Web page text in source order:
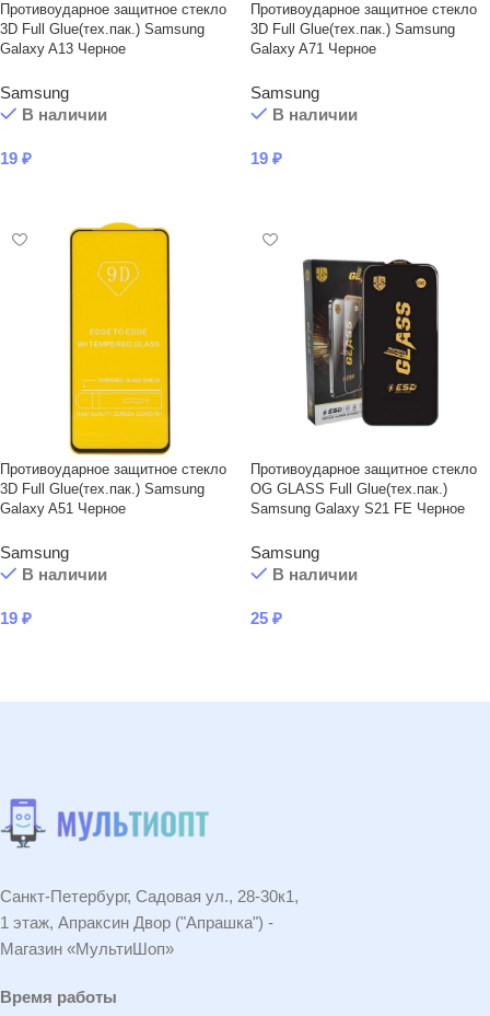
Противоударное защитное стекло
3D Full Glue(тех.пак.) Samsung
Galaxy A13 Черное
Samsung
В наличии
19 ₽
Противоударное защитное стекло
3D Full Glue(тех.пак.) Samsung
Galaxy A71 Черное
Samsung
В наличии
19 ₽
Противоударное защитное стекло
3D Full Glue(тех.пак.) Samsung
Galaxy A51 Черное
Samsung
В наличии
19 ₽
Противоударное защитное стекло
OG GLASS Full Glue(тех.пак.)
Samsung Galaxy S21 FE Черное
Samsung
В наличии
25 ₽
Санкт-Петербург, Садовая ул., 28-30к1,
1 этаж, Апраксин Двор ("Апрашка") -
Магазин «МультиШоп»
Время работы